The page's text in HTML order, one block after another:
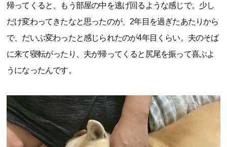
帰ってくると、もう部屋の中を逃げ回るような感じで。少し
だけ変わってきたなと思ったのが、2年目を過ぎたあたりから
で、だいぶ変わったと感じられたのが4年目くらい。夫のそば
に来て寝転がったり、夫が帰ってくると尻尾を振って喜ぶよ
うになったんです。